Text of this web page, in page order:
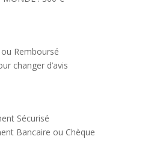
Remboursé
changer d’avis
Sécurisé
Bancaire ou Chèque